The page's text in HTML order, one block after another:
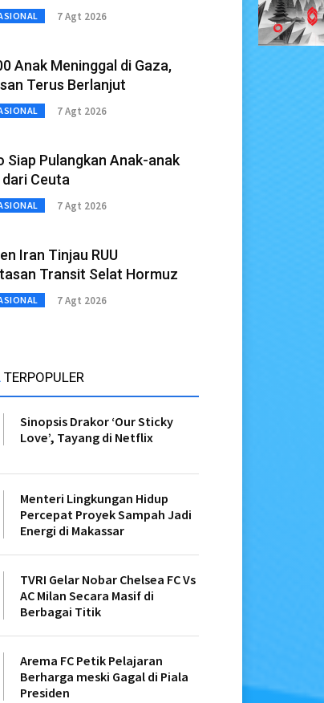
7 Agt 2026
Anak Meninggal di Gaza,
Terus Berlanjut
7 Agt 2026
Siap Pulangkan Anak-anak
Ceuta
7 Agt 2026
Iran Tinjau RUU
Transit Selat Hormuz
7 Agt 2026
TERPOPULER
Sinopsis Drakor ‘Our Sticky
Love’, Tayang di Netflix
Menteri Lingkungan Hidup
Percepat Proyek Sampah Jadi
Energi di Makassar
TVRI Gelar Nobar Chelsea FC Vs
AC Milan Secara Masif di
Berbagai Titik
Arema FC Petik Pelajaran
Berharga meski Gagal di Piala
Presiden